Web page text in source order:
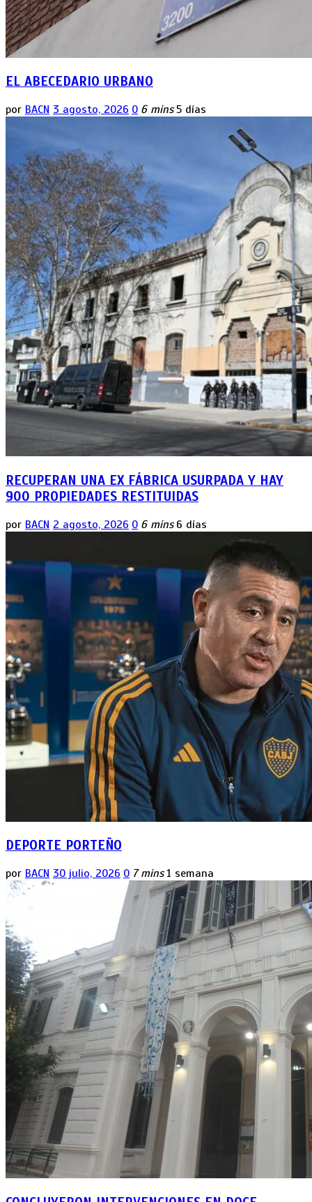
EL ABECEDARIO URBANO
por BACN 3 agosto, 2026 0 6 mins 5 días
RECUPERAN UNA EX FÁBRICA USURPADA Y HAY
900 PROPIEDADES RESTITUIDAS
por BACN 2 agosto, 2026 0 6 mins 6 días
DEPORTE PORTEÑO
por BACN 30 julio, 2026 0 7 mins 1 semana